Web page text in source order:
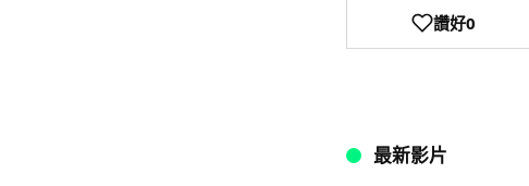
讚好0
最新影片